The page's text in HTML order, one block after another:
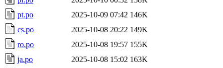
pt.po
2025-10-09 07:42 146K
cs.po
2025-10-08 20:22 149K
ro.po
2025-10-08 19:57 155K
ja.po
2025-10-08 15:02 163K